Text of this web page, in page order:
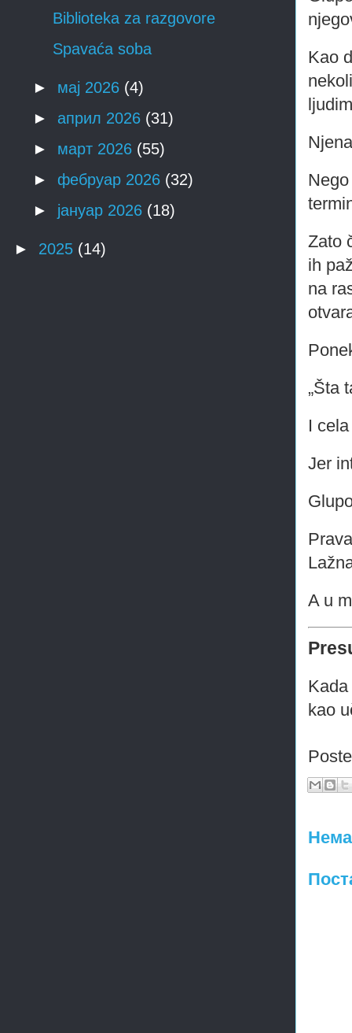
Kao
Zato
ih
na
„Šta
I
Jer
A u
kao
Biblioteka za razgovore
Spavaća soba
► мај 2026 (4)
► април 2026 (31)
► март 2026 (55)
► фебруар 2026 (32)
► јануар 2026 (18)
► 2025 (14)